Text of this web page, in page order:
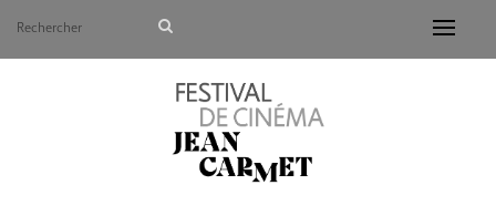
Avant de continuer, contrôlez l'utilisation de vos